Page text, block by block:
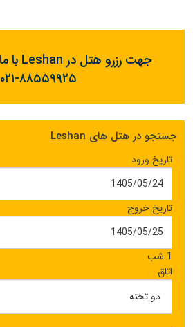
جهت رزرو هتل در Leshan با ما تماس بگیرید :
۰۲۱-۸۸۵۵۹۹۲۵
جستجو در هتل های Leshan
تاریخ ورود
تاریخ خروج
1 شب
اتاق